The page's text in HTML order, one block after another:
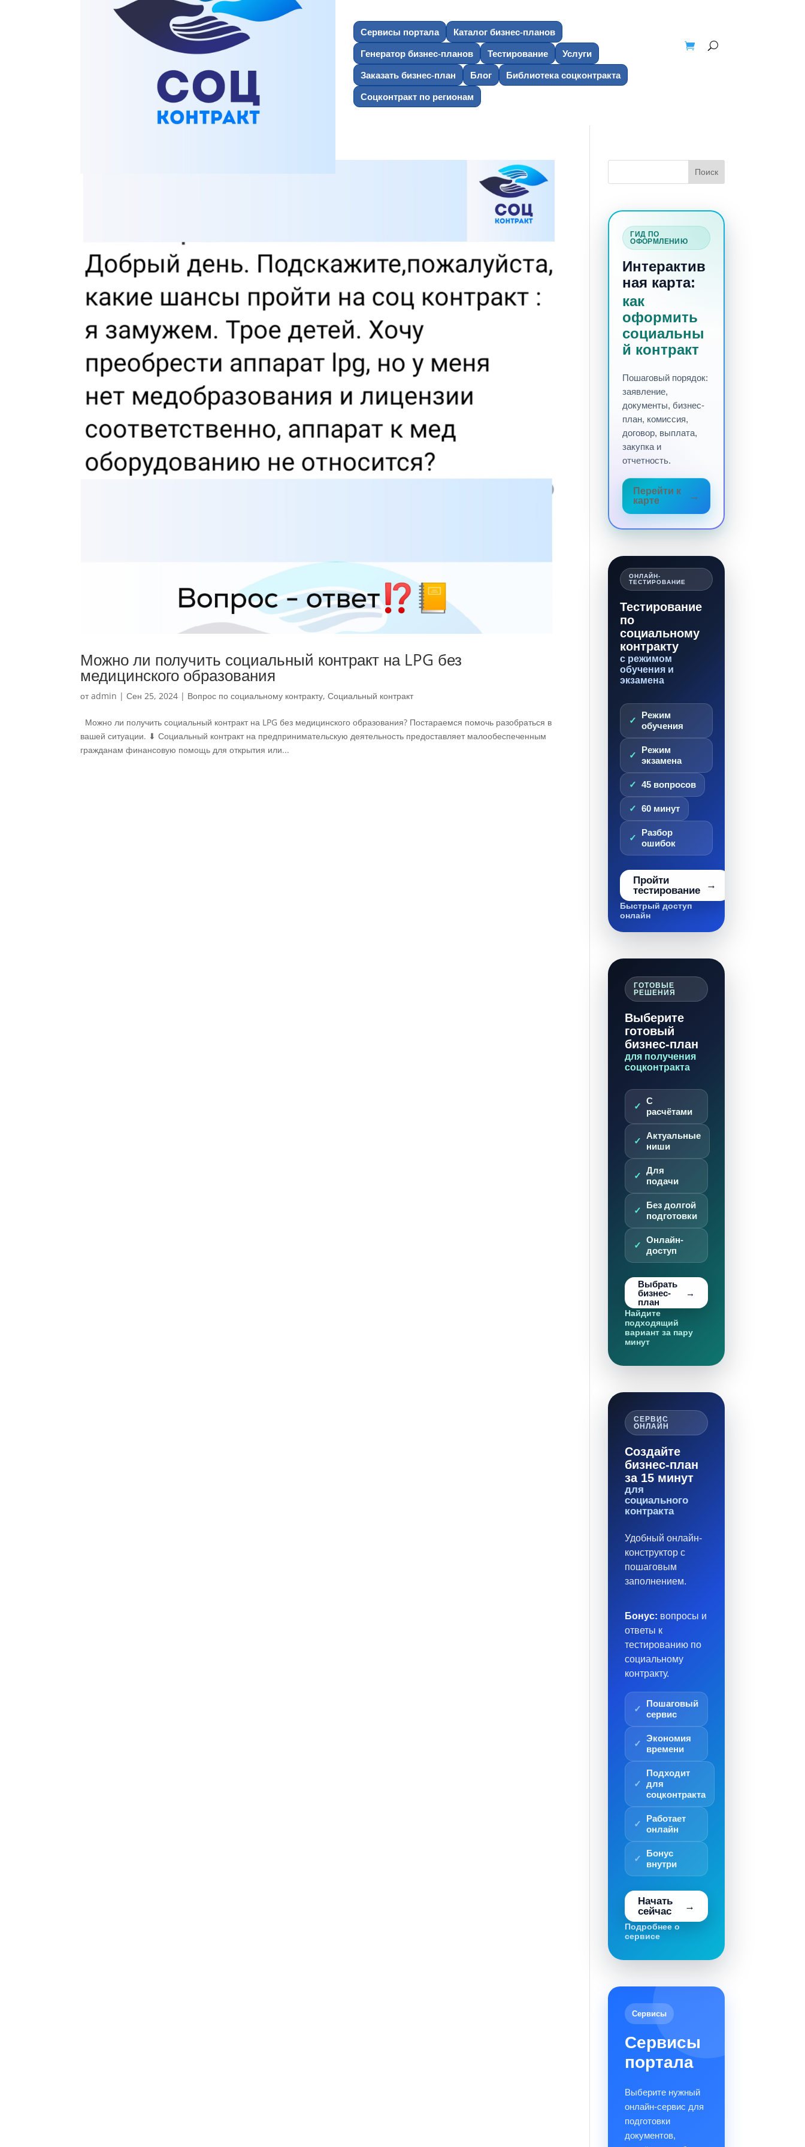
Сервисы портала
Каталог бизнес-планов
Генератор бизнес-планов
Тестирование
Услуги
Заказать бизнес-план
Блог
Библиотека соцконтракта
Соцконтракт по регионам
Можно ли получить социальный контракт на LPG без
медицинского образования
отadmin |Сен 25, 2024 | Вопрос по социальному контракту,Социальный контракт
Можно ли получить социальный контракт на LPG без медицинского образования? Постараемся помочь разобраться в
вашей ситуации. ⬇ Социальный контракт на предпринимательскую деятельность предоставляет малообеспеченным
гражданам финансовую помощь для открытия или...
ГИД ПО
ОФОРМЛЕНИЮ
Интерактив
ная карта:
как
оформить
социальны
й контракт
Пошаговый порядок:
заявление,
документы, бизнес-
план, комиссия,
договор, выплата,
закупка и
отчетность.
Перейти к
карте
ОНЛАЙН-
ТЕСТИРОВАНИЕ
Тестирование
по
социальному
контракту
с режимом
обучения и
экзамена
Режим
обучения
Режим
экзамена
45 вопросов
60 минут
Разбор
ошибок
Пройти
тестирование
Быстрый доступ
онлайн
ГОТОВЫЕ
РЕШЕНИЯ
Выберите
готовый
бизнес-план
для получения
соцконтракта
С
расчётами
Актуальные
ниши
Для
подачи
Без долгой
подготовки
Онлайн-
доступ
Выбрать
бизнес-
план
Найдите
подходящий
вариант за пару
минут
СЕРВИС
ОНЛАЙН
Создайте
бизнес-план
за 15 минут
для
социального
контракта
Удобный онлайн-
конструктор с
пошаговым
заполнением.
Бонус: вопросы и
ответы к
тестированию по
социальному
контракту.
Пошаговый
сервис
Экономия
времени
Подходит
для
соцконтракта
Работает
онлайн
Бонус
внутри
Начать
сейчас
Подробнее о
сервисе
Сервисы
Сервисы
портала
Выберите нужный
онлайн-сервис для
подготовки
документов,